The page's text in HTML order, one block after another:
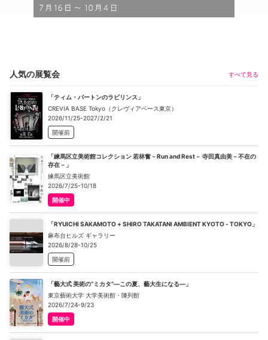
人気の展覧会 すべて見る
「ティム・バートンのラビリンス」
CREVIA BASE Tokyo（クレヴィアベース東京）
2026/11/25-2027/2/21
開催前
「練馬区立美術館コレクション 若林奮－Run and Rest－ 寺田真由美－不在の
存在－」
練馬区立美術館
2026/7/25-10/18
開催中
「RYUICHI SAKAMOTO + SHIRO TAKATANI AMBIENT KYOTO - TOKYO」
麻布台ヒルズ ギャラリー
2026/8/28-10/25
開催前
「藝大式 美術の“ミカタ”―この夏、藝大生になる―」
東京藝術大学 大学美術館・陳列館
2026/7/24-9/23
開催中